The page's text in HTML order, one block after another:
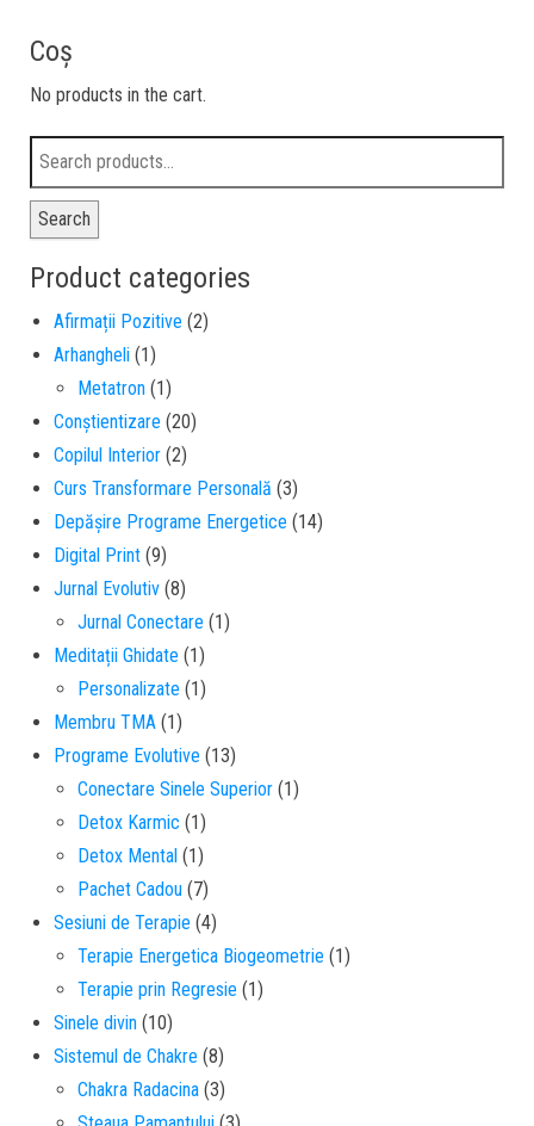
Coș
No products in the cart.
Search
Product categories
Afirmații Pozitive (2)
Arhangheli (1)
Metatron (1)
Conștientizare (20)
Copilul Interior (2)
Curs Transformare Personală (3)
Depășire Programe Energetice (14)
Digital Print (9)
Jurnal Evolutiv (8)
Jurnal Conectare (1)
Meditații Ghidate (1)
Personalizate (1)
Membru TMA (1)
Programe Evolutive (13)
Conectare Sinele Superior (1)
Detox Karmic (1)
Detox Mental (1)
Pachet Cadou (7)
Sesiuni de Terapie (4)
Terapie Energetica Biogeometrie (1)
Terapie prin Regresie (1)
Sinele divin (10)
Sistemul de Chakre (8)
Chakra Radacina (3)